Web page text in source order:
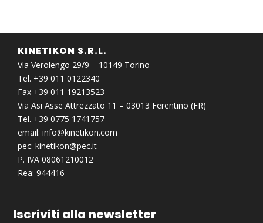
KINETIKON S.R.L.
Via Verolengo 29/9 – 10149 Torino
Tel. +39 011 0122340
Fax +39 011 19213523
Via Asi Asse Attrezzato 11 – 03013 Ferentino (FR)
Tel. +39 0775 1741757
email:info@kinetikon.com
pec:kinetikon@pec.it
P. IVA 08061210012
Rea: 944416
Iscriviti alla newsletter